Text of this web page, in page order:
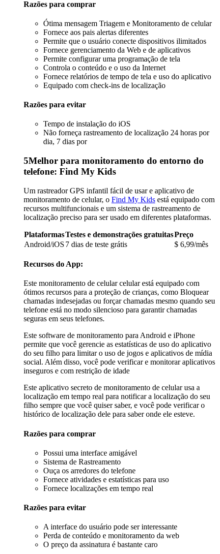
Razões para comprar
Ótima mensagem Triagem e Monitoramento de celular
Fornece aos pais alertas diferentes
Permite que o usuário conecte dispositivos ilimitados
Fornece gerenciamento da Web e de aplicativos
Permite configurar uma programação de tela
Controla o conteúdo e o uso da Internet
Fornece relatórios de tempo de tela e uso do aplicativo
Equipado com check-ins de localização
Razões para evitar
Tempo de instalação do iOS
Não forneça rastreamento de localização 24 horas por
dia, 7 dias por
5Melhor para monitoramento do entorno do
telefone: Find My Kids
Um rastreador GPS infantil fácil de usar e aplicativo de
monitoramento de celular, o Find My Kids está equipado com
recursos multifuncionais e um sistema de rastreamento de
localização preciso para ser usado em diferentes plataformas.
PlataformasTestes e demonstrações gratuitasPreço
Android/iOS 7 dias de teste grátis $ 6,99/mês
Recursos do App:
Este monitoramento de celular celular está equipado com
ótimos recursos para a proteção de crianças, como Bloquear
chamadas indesejadas ou forçar chamadas mesmo quando seu
telefone está no modo silencioso para garantir chamadas
seguras em seus telefones.
Este software de monitoramento para Android e iPhone
permite que você gerencie as estatísticas de uso do aplicativo
do seu filho para limitar o uso de jogos e aplicativos de mídia
social. Além disso, você pode verificar e monitorar aplicativos
inseguros e com restrição de idade
Este aplicativo secreto de monitoramento de celular usa a
localização em tempo real para notificar a localização do seu
filho sempre que você quiser saber, e você pode verificar o
histórico de localização dele para saber onde ele esteve.
Razões para comprar
Possui uma interface amigável
Sistema de Rastreamento
Ouça os arredores do telefone
Fornece atividades e estatísticas para uso
Fornece localizações em tempo real
Razões para evitar
A interface do usuário pode ser interessante
Perda de conteúdo e monitoramento da web
O preço da assinatura é bastante caro